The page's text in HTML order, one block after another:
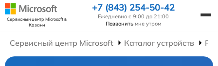
Сервисный центр Microsoftв
Казани
+7 (843) 254-50-42
Ежедневно с 9:00 до 21:00
Позвонить мне утром
Сервисный центр Microsoft Каталог устройств